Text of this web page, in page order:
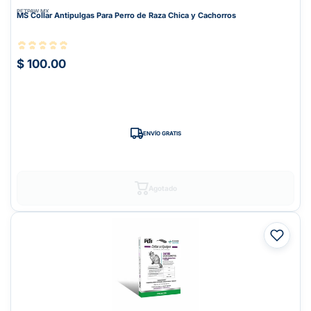
PETPAW.MX
MS Collar Antipulgas Para Perro de Raza Chica y Cachorros
$ 100.00
ENVÍO GRATIS